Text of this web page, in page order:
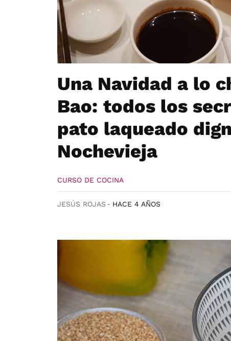
Una Navidad a lo
Bao: todos los
pato laqueado
Nochevieja
CURSO DE COCINA
JESÚS ROJAS HACE 4 AÑOS